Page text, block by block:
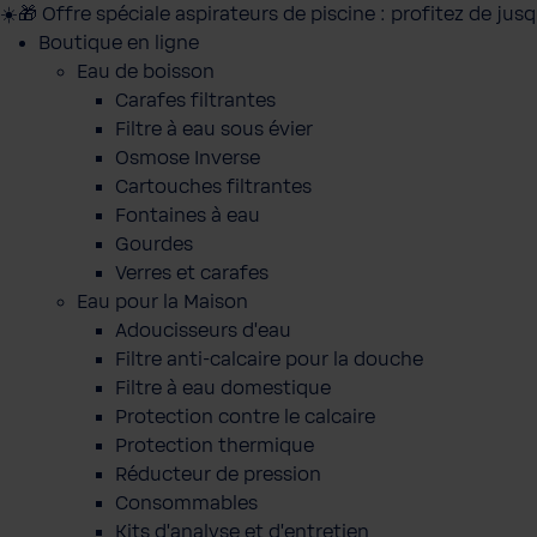
☀️🎁 Offre spéciale aspirateurs de piscine : profitez de
Boutique en ligne
Eau de boisson
Carafes filtrantes
Filtre à eau sous évier
Osmose Inverse
Cartouches filtrantes
Fontaines à eau
Gourdes
Verres et carafes
Eau pour la Maison
Adoucisseurs d'eau
Filtre anti-calcaire pour la douche
Filtre à eau domestique
Protection contre le calcaire
Protection thermique
Réducteur de pression
Consommables
Kits d'analyse et d'entretien